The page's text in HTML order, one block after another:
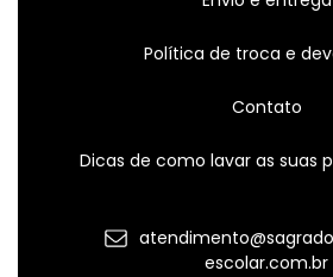
Política de troca e
Contato
Dicas de como lavar as suas
escolar.com.br